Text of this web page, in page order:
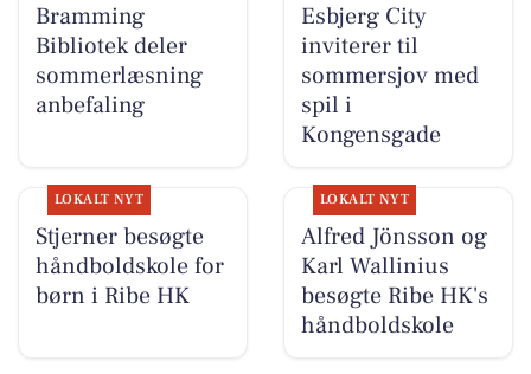
Bramming
Bibliotek deler
sommerlæsning
anbefaling
Esbjerg City
inviterer til
sommersjov med
spil i
Kongensgade
LOKALT NYT
Stjerner besøgte
håndboldskole for
børn i Ribe HK
LOKALT NYT
Alfred Jönsson og
Karl Wallinius
besøgte Ribe HK's
håndboldskole